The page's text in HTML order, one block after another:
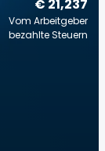
€ 21,237
Vom Arbeitgeber
bezahlte Steuern